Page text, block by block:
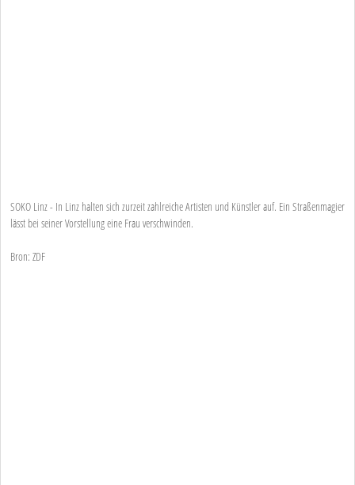
SOKO Linz - In Linz halten sich zurzeit zahlreiche Artisten und Künstler auf. Ein Straßenmagier
lässt bei seiner Vorstellung eine Frau verschwinden.
Bron: ZDF